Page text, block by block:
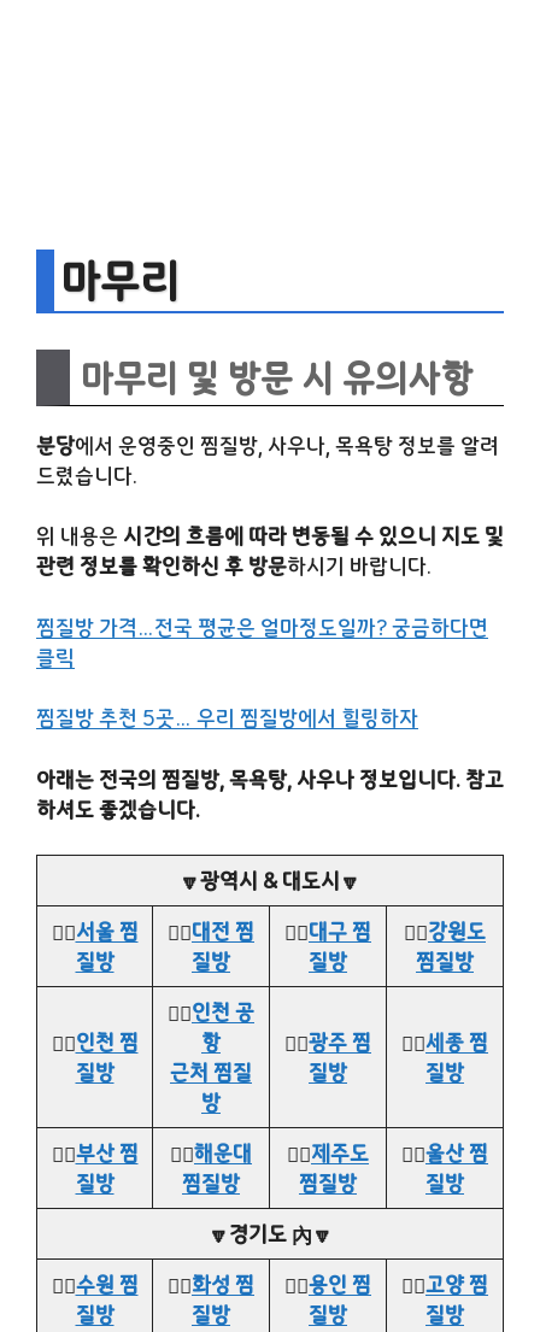
마무리
마무리 및 방문 시 유의사항
분당에서 운영중인 찜질방, 사우나, 목욕탕 정보를 알려
드렸습니다.
위 내용은 시간의 흐름에 따라 변동될 수 있으니 지도 및
관련 정보를 확인하신 후 방문하시기 바랍니다.
찜질방 가격…전국 평균은 얼마정도일까? 궁금하다면
클릭
찜질방 추천 5곳… 우리 찜질방에서 힐링하자
아래는 전국의 찜질방, 목욕탕, 사우나 정보입니다. 참고
하셔도 좋겠습니다.
🔽광역시 & 대도시🔽
👉🏻서울 찜
질방
👉🏻대전 찜
질방
👉🏻대구 찜
질방
👉🏻강원도
찜질방
👉🏻인천 찜
질방
👉🏻인천 공
항
근처 찜질
방
👉🏻광주 찜
질방
👉🏻세종 찜
질방
👉🏻부산 찜
질방
👉🏻해운대
찜질방
👉🏻제주도
찜질방
👉🏻울산 찜
질방
🔽경기도 內🔽
👉🏻수원 찜
질방
👉🏻화성 찜
질방
👉🏻용인 찜
질방
👉🏻고양 찜
질방